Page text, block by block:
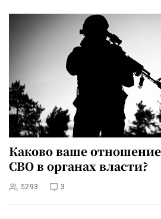
Каково ваше
СВО в органах власти?
5293 3